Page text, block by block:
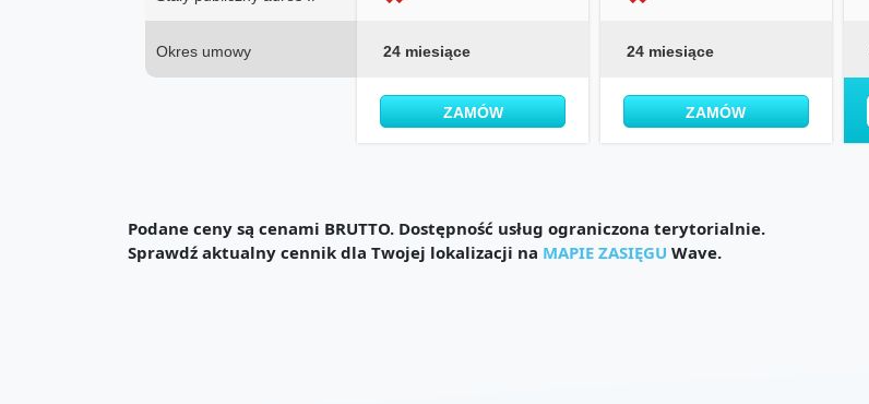
Okres umowy 24 miesiące
ZAMÓW
24 miesiące
ZAMÓW
Podane ceny są cenami BRUTTO. Dostępność usług ograniczona terytorialnie.
Sprawdź aktualny cennik dla Twojej lokalizacji na MAPIE ZASIĘGU Wave.